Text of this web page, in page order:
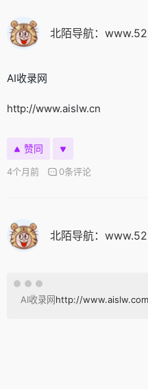
北陌导航：
AI收录网
http://www.aislw.cn
赞同
4个月前 0条评论
北陌导航：
AI收录网http://www.aislw.com